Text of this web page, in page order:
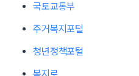
국토교통부
주거복지포털
청년정책포털